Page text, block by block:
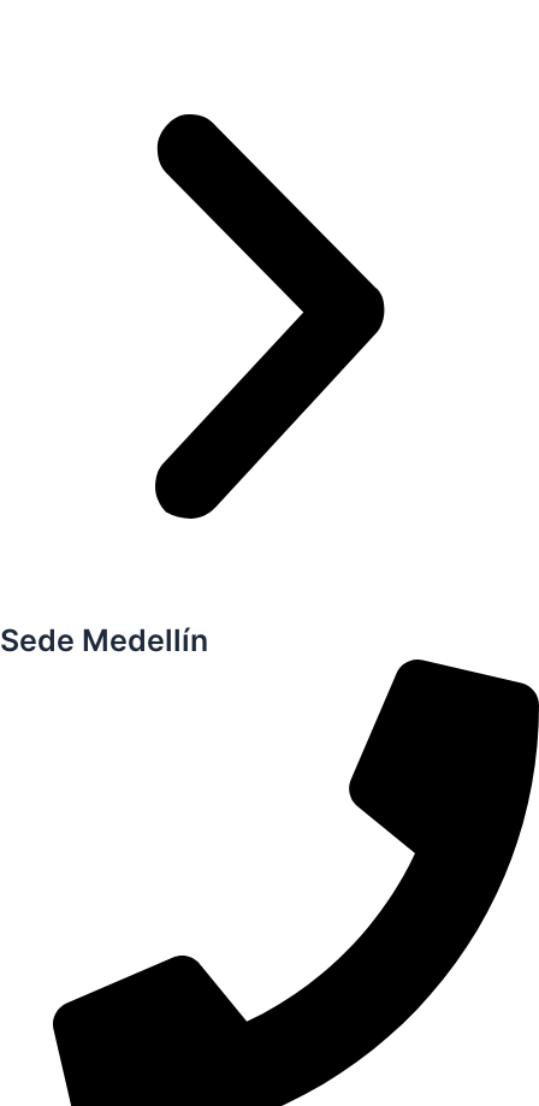
Sede Medellín